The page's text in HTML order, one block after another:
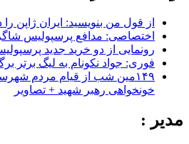
از قول من بنویسید: ایران ژاپن
اختصاصی: مدافع پرسپولیس
رونمایی از دو خرید جدید
فوری: جواد نکونام به لیگ برتر
۱۴۹مین شب از قیام مردم
خونخواهی رهبر شهید + تصاویر
مدیر :